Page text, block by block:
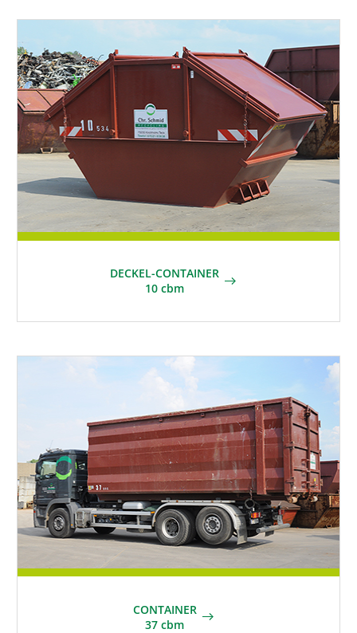
DECKEL-CONTAINER
10 cbm
CONTAINER
37 cbm